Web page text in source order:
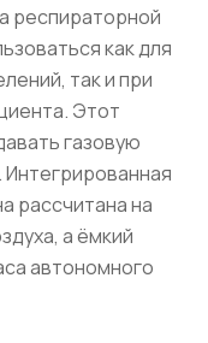
респираторной
как для
так и при
Этот
газовую
рассчитана на
а ёмкий
автономного